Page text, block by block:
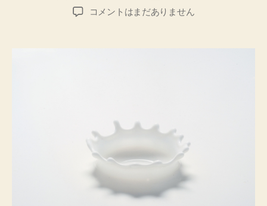
稿
日
ミ
事
前
に
対
コメントはまだありません